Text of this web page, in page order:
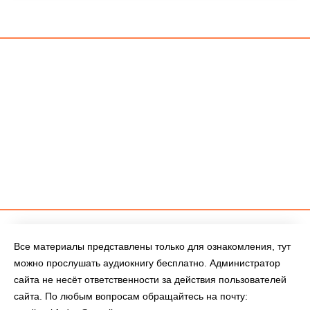
Все материалы представлены только для ознакомления, тут
можно прослушать аудиокнигу бесплатно. Администратор
сайта не несёт ответственности за действия пользователей
сайта. По любым вопросам обращайтесь на почту: